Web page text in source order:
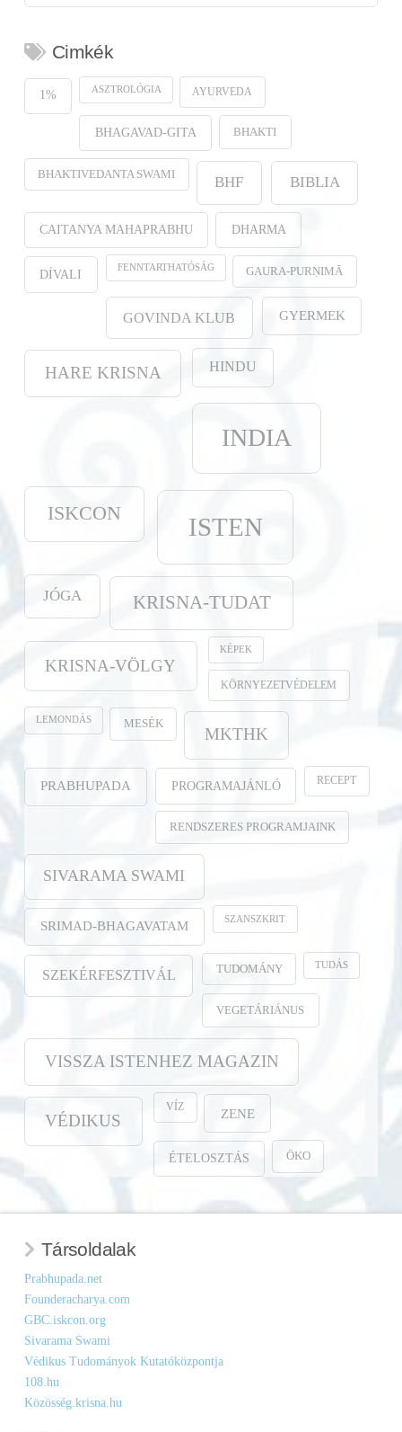
Cimkék
1% ASZTROLÓGIA AYURVEDA
BHAGAVAD-GITA BHAKTI
BHAKTIVEDANTA SWAMI BHF BIBLIA
CAITANYA MAHAPRABHU DHARMA
DÍVALI FENNTARTHATÓSÁG GAURA-PURṆIMĀ
GOVINDA KLUB GYERMEK
HARE KRISNA HINDU
INDIA
ISKCON ISTEN
JÓGA KRISNA-TUDAT
KRISNA-VÖLGY
KÉPEK
KÖRNYEZETVÉDELEM
LEMONDÁS MESÉK
MKTHK
PRABHUPADA PROGRAMAJÁNLÓ RECEPT
RENDSZERES PROGRAMJAINK
SIVARAMA SWAMI
SRIMAD-BHAGAVATAM SZANSZKRIT
SZEKÉRFESZTIVÁL TUDOMÁNY TUDÁS
VEGETÁRIÁNUS
VISSZA ISTENHEZ MAGAZIN
VÉDIKUS
VÍZ ZENE
ÉTELOSZTÁS ÖKO
Társoldalak
Prabhupada.net
Founderacharya.com
GBC.iskcon.org
Sivarama Swami
Védikus Tudományok Kutatóközpontja
108.hu
Közösség.krisna.hu